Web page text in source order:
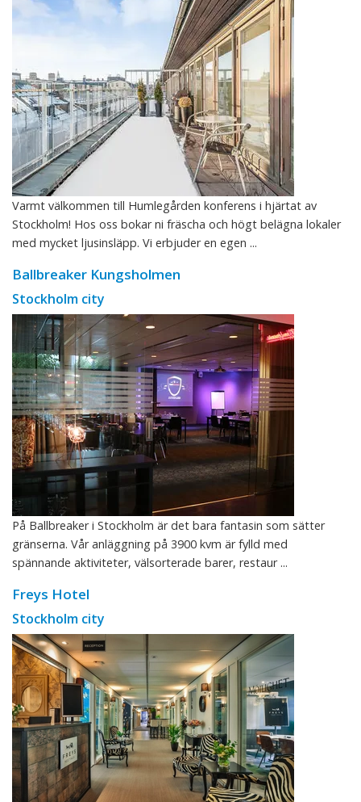
Varmt välkommen till Humlegården konferens i hjärtat av
Stockholm! Hos oss bokar ni fräscha och högt belägna lokaler
med mycket ljusinsläpp. Vi erbjuder en egen ...
Ballbreaker Kungsholmen
Stockholm city
På Ballbreaker i Stockholm är det bara fantasin som sätter
gränserna. Vår anläggning på 3900 kvm är fylld med
spännande aktiviteter, välsorterade barer, restaur ...
Freys Hotel
Stockholm city